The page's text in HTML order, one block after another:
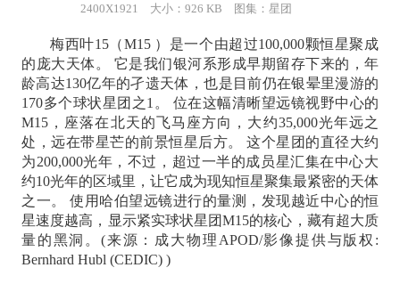
2400X1921 大小：926 KB 图集： 星团
梅西叶15（M15 ）是一个由超过100,000颗恒星聚成
的庞大天体。 它是我们银河系形成早期留存下来的，年
龄高达130亿年的孑遗天体，也是目前仍在银晕里漫游的
170多个球状星团之1。 位在这幅清晰望远镜视野中心的
M15，座落在北天的飞马座方向，大约35,000光年远之
处，远在带星芒的前景恒星后方。 这个星团的直径大约
为200,000光年，不过，超过一半的成员星汇集在中心大
约10光年的区域里，让它成为现知恒星聚集最紧密的天体
之一。 使用哈伯望远镜进行的量测，发现越近中心的恒
星速度越高，显示紧实球状星团M15的核心，藏有超大质
量的黑洞。(来源：成大物理APOD/影像提供与版权:
Bernhard Hubl (CEDIC) )